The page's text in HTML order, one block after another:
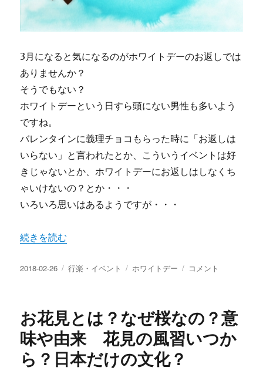
3月になると気になるのがホワイトデーのお返しでは
ありませんか？
そうでもない？
ホワイトデーという日すら頭にない男性も多いよう
ですね。
バレンタインに義理チョコもらった時に「お返しは
いらない」と言われたとか、こういうイベントは好
きじゃないとか、ホワイトデーにお返しはしなくち
ゃいけないの？とか・・・
いろいろ思いはあるようですが・・・
“ホワイトデーに義理チョコのお返しは必要？お薦めのお
続きを読む
投
2018-02-26
カ
ー
行楽・イベント
タ
ホワイトデー
ホ
デ
ー
に
コメント
お花見とは？なぜ桜なの？意
味や由来 花見の風習いつか
ら？日本だけの文化？